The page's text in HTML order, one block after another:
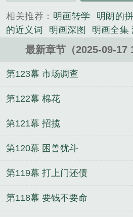
朵狠命的拧，怒气暴走之下竟
死小子，这可是秀才公，能得
子修来的福气！换了谁那都是
《明画》是闪耀星尘精心创作的
相关推荐： 明画转学 明朗的
的近义词
明画深图 明画全集
院绘十八应真册载体 简单的
朗的意思
明画泉
些
明画家湘兰 四大发明画
和姓汪不姓张什么时候爆出来的
婳 明画家张穆的山水画
探
明画录 鸡蛋上画清明画
春
明画作家 明朗的反义词
家徐渭题墨牡丹诗
最新章节（2025-09-17
第123幕 市场调查
第122幕 棉花
第121幕 招揽
第120幕 困兽犹斗
第119幕 打上门还债
第118幕 要钱不要命